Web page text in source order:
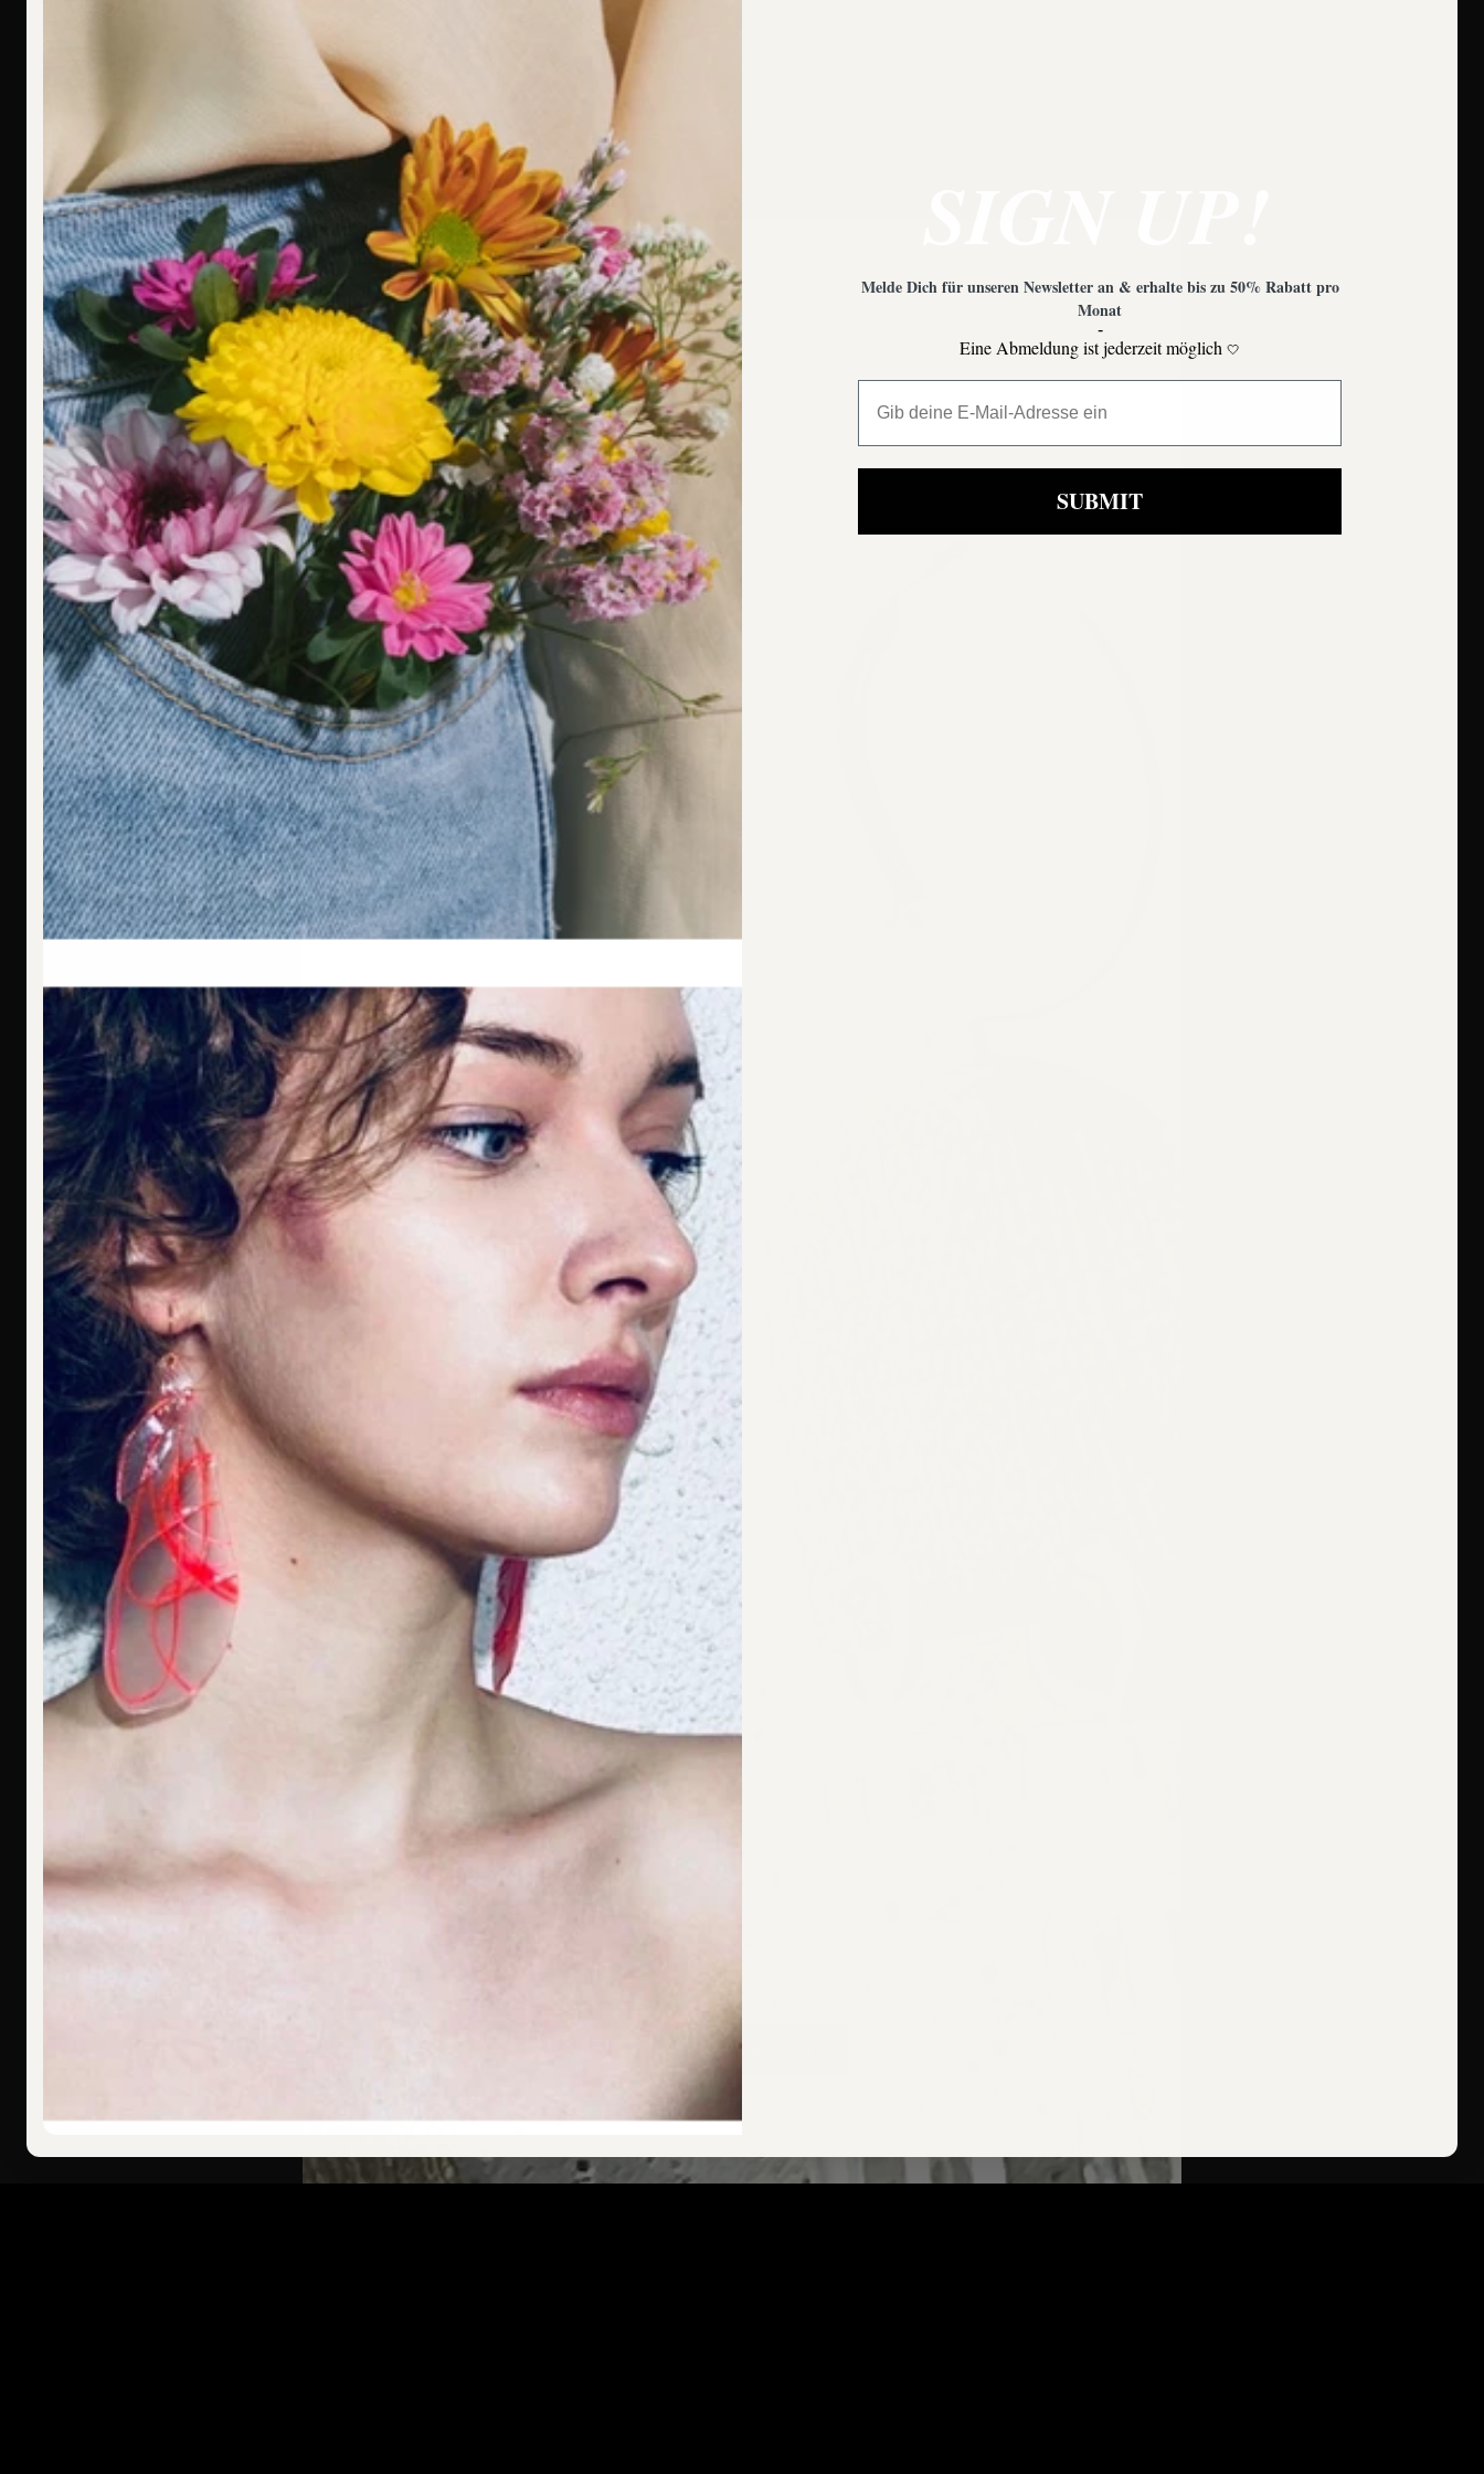
Ich bin allergisch gegen bestimmte Metalle. Hast Du hier Empfehlungen?
CARA Bergkristall
Melde Dich für unseren Newsletter an & erhalte bis zu 50% Rabatt pro
Monat
-
Eine Abmeldung ist jederzeit möglich 🤍
SUBMIT